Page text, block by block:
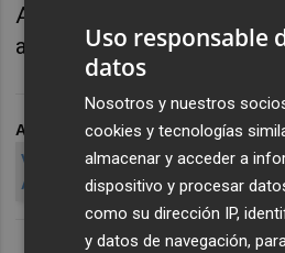
ALMA en todo un
audiovisual de la
ARCHIVADO EN
V FESTIVAL INTERNACIONAL DE
ALMASSORA
Uso responsable
datos
Nosotros y nuestros
cookies y tecnologías
almacenar y acceder a
dispositivo y procesar
como su dirección IP,
y datos de navegación,